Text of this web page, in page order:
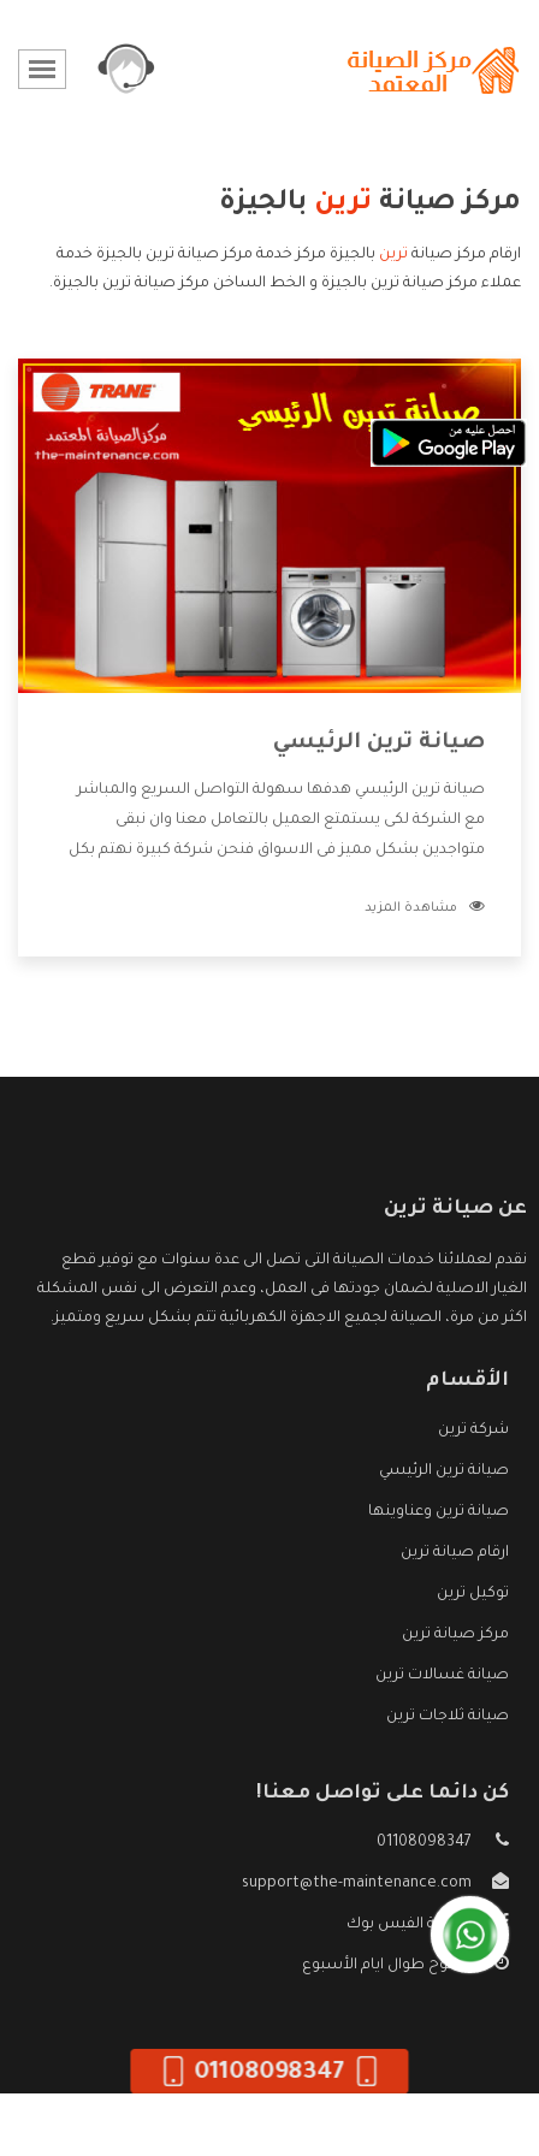
مركز صيانة ترين بالجيزة
ارقام مركز صيانة ترين بالجيزة مركز خدمة مركز صيانة ترين بالجيزة خدمة
عملاء مركز صيانة ترين بالجيزة و الخط الساخن مركز صيانة ترين بالجيزة.
صيانة ترين الرئيسي
صيانة ترين الرئيسي هدفها سهولة التواصل السريع والمباشر
مع الشركة لكى يستمتع العميل بالتعامل معنا وان نبقى
متواجدين بشكل مميز فى الاسواق فنحن شركة كبيرة نهتم بكل
الشركة بها والتى تكون منها خدمة الصيانة التى تكون من أهم
مشاهدة المزيد
عن صيانة ترين
نقدم لعملائنا خدمات الصيانة التى تصل الى عدة سنوات مع توفير قطع
الغيار الاصلية لضمان جودتها فى العمل، وعدم التعرض الى نفس المشكلة
اكثر من مرة، الصيانة لجميع الاجهزة الكهربائية تتم بشكل سريع ومتميز.
الأقسام
شركة ترين
صيانة ترين الرئيسي
صيانة ترين وعناوينها
ارقام صيانة ترين
توكيل ترين
مركز صيانة ترين
صيانة غسالات ترين
صيانة ثلاجات ترين
كن دائما على تواصل معنا!
01108098347
support@the-maintenance.com
صفحة الفيس بوك
مفتوح طوال ايام الأسبوع
01108098347